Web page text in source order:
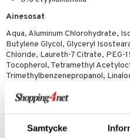
Samtycke
Ainesosat
Aqua, Aluminum Chlorohydrate,
Butylene Glycol, Glyceryl
Chloride, Laureth-7 Citrate,
Tocopherol, Tetramethyl
Trimethylbenzenepropanol,
Citrate, Parfum
& Ihonpuhdistus